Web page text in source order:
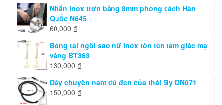
Nhẫn inox trơn bảng 8mm phong cách Hàn
Quốc N645
60,000 ₫
Bông tai ngôi sao nữ inox tòn ten tam giác mạ
vàng BT363
130,000 ₫
Dây chuyền nam dù đen của thái 5ly DN071
150,000 ₫